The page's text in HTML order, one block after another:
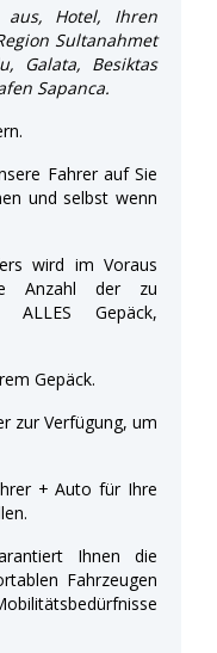
Hotel, Ihren
Sultanahmet
Galata, Besiktas
Sapanca.
Fahrer auf Sie
und selbst wenn
wird im Voraus
Anzahl der zu
ALLES Gepäck,
Gepäck.
zur Verfügung, um
+ Auto für Ihre
Ihnen die
Fahrzeugen